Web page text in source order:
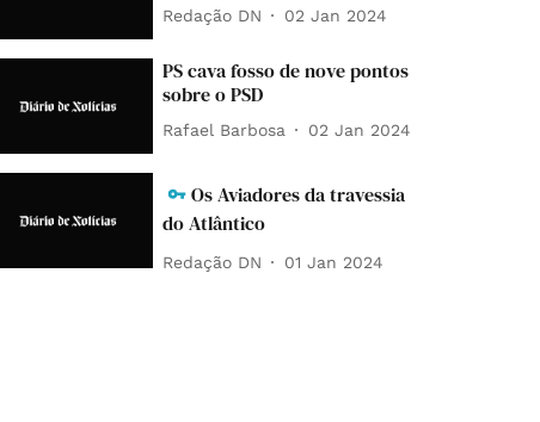
Redação DN 02 Jan 2024
PS cava fosso de nove pontos
sobre o PSD
Rafael Barbosa 02 Jan 2024
Os Aviadores da travessia
do Atlântico
Redação DN 01 Jan 2024